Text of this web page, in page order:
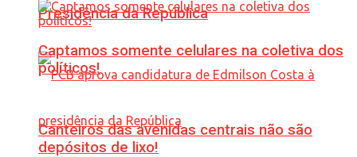
Presidência da República
Captamos somente celulares na coletiva dos
políticos!
Canteiros das avenidas centrais não são
depósitos de lixo!